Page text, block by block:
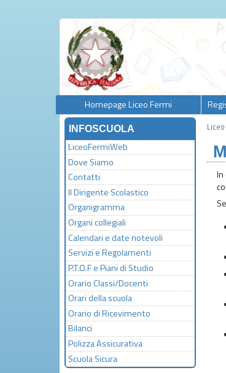
Homepage Liceo Fermi
INFOSCUOLA
LiceoFermiWeb
Dove Siamo
Contatti
Il Dirigente Scolastico
Organigramma
Organi collegiali
Calendari e date notevoli
Servizi e Regolamenti
P.T.O.F e Piani di Studio
Orario Classi/Docenti
Orari della scuola
Orario di Ricevimento
Bilanci
Polizza Assicurativa
Scuola Sicura